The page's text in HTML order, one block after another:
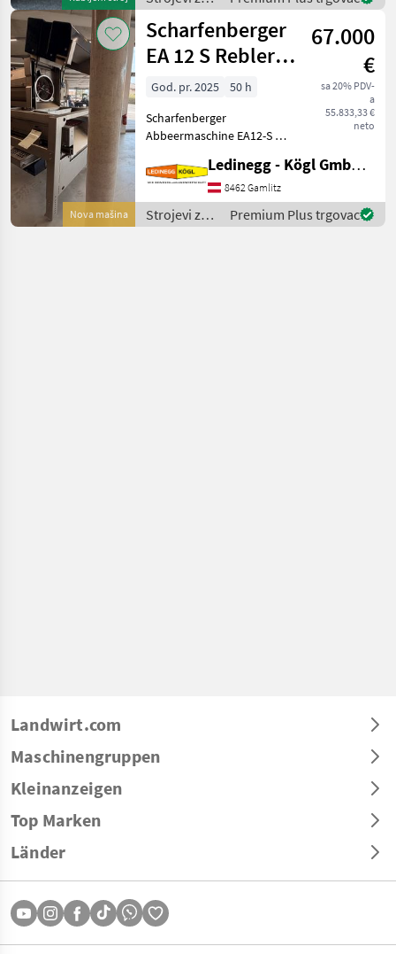
Arbeitsgeschwindigkeit bis
zu 5, 5
vinogradarstvo
/ Sonstige
Nova mašina
Scharfenberger
EA 12 S Rebler +
Rollensortierer
67.000
€
sa 20% PDV-
a
55.833,33 €
neto
God. pr. 2025
50 h
Scharfenberger
Abbeermaschine EA12-S mit
Quetschwalze – Präzision
und Flexibilität für die
Traubenverarbeitung -
Vorführmaschine
Ledinegg - Kögl GmbH - Obst- und Weinbautechnik
8462 Gamlitz
Strojevi za
vinogradarstvo
Premium Plus trgovac
Landwirt.com
Maschinengruppen
Kleinanzeigen
Top Marken
Länder